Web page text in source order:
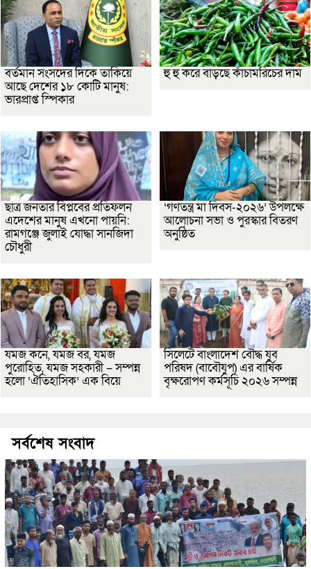
বর্তমান সংসদের দিকে তাকিয়ে
আছে দেশের ১৮ কোটি মানুষ:
ভারপ্রাপ্ত স্পিকার
হু হু করে বাড়ছে কাঁচামরিচের দাম
ছাত্র জনতার বিপ্লবের প্রতিফলন
এদেশের মানুষ এখনো পায়নি:
রামগঞ্জে জুলাই যোদ্ধা সানজিদা
চৌধুরী
‘গণতন্ত্র মা দিবস-২০২৬’ উপলক্ষে
আলোচনা সভা ও পুরস্কার বিতরণ
অনুষ্ঠিত
যমজ কনে, যমজ বর, যমজ
পুরোহিত, যমজ সহকারী – সম্পন্ন
হলো ‘ঐতিহাসিক’ এক বিয়ে
সিলেটে বাংলাদেশ বৌদ্ধ যুব
পরিষদ (বাবৌযুপ) এর বার্ষিক
বৃক্ষরোপণ কর্মসূচি ২০২৬ সম্পন্ন
সর্বশেষ সংবাদ